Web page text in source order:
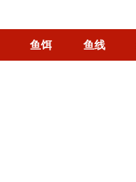
鱼饵 鱼线